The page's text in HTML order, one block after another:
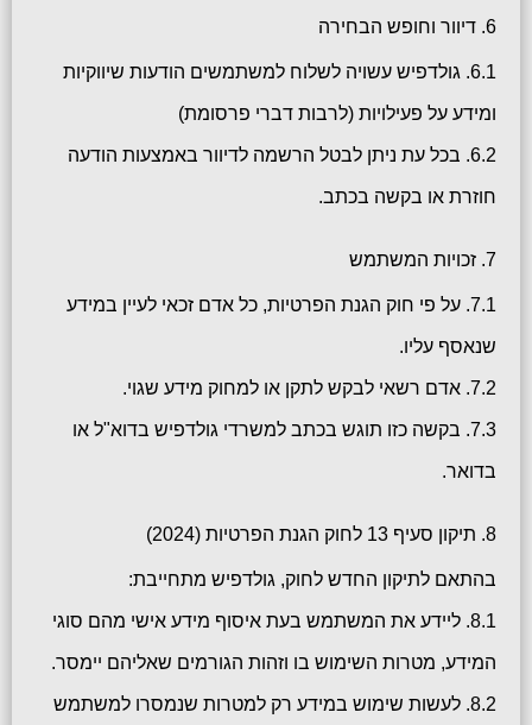
6. דיוור וחופש הבחירה
6.1. גולדפיש עשויה לשלוח למשתמשים הודעות שיווקיות
ומידע על פעילויות (לרבות דברי פרסומת)
6.2. בכל עת ניתן לבטל הרשמה לדיוור באמצעות הודעה
חוזרת או בקשה בכתב.
7. זכויות המשתמש
7.1. על פי חוק הגנת הפרטיות, כל אדם זכאי לעיין במידע
שנאסף עליו.
7.2. אדם רשאי לבקש לתקן או למחוק מידע שגוי.
7.3. בקשה כזו תוגש בכתב למשרדי גולדפיש בדוא"ל או
בדואר.
8. תיקון סעיף 13 לחוק הגנת הפרטיות (2024)
בהתאם לתיקון החדש לחוק, גולדפיש מתחייבת:
8.1. ליידע את המשתמש בעת איסוף מידע אישי מהם סוגי
המידע, מטרות השימוש בו וזהות הגורמים שאליהם יימסר.
8.2. לעשות שימוש במידע רק למטרות שנמסרו למשתמש